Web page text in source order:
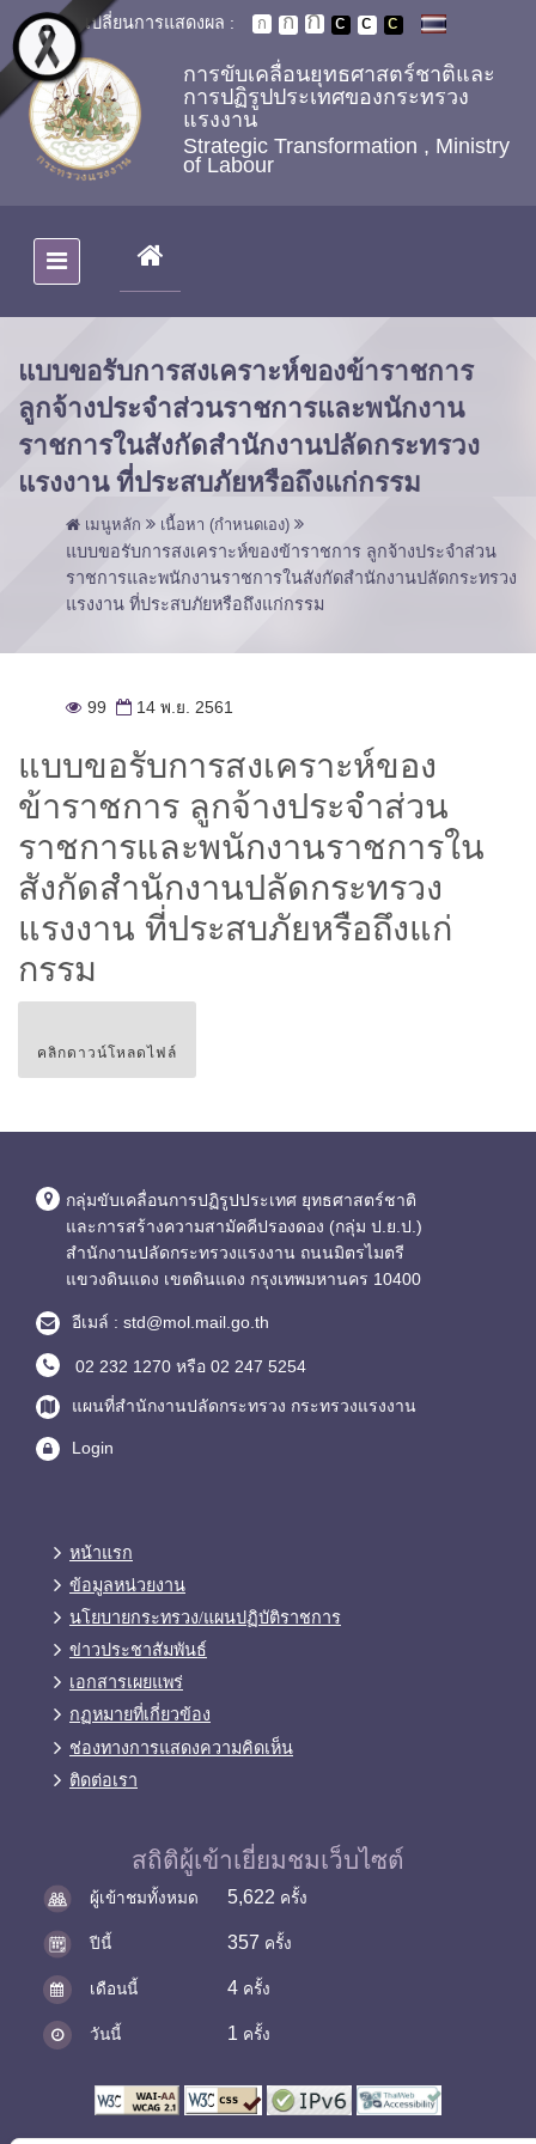
Skip to main content
เปลี่ยนการแสดงผล :
การขับเคลื่อนยุทธศาสตร์ชาติและ
การปฏิรูปประเทศของกระทรวง
แรงงาน
Strategic Transformation , Ministry
of Labour
(CURRENT)
แบบขอรับการสงเคราะห์ของข้าราชการ
ลูกจ้างประจำส่วนราชการและพนักงาน
ราชการในสังกัดสำนักงานปลัดกระทรวง
แรงงาน ที่ประสบภัยหรือถึงแก่กรรม
เมนูหลัก เนื้อหา (กำหนดเอง)
แบบขอรับการสงเคราะห์ของข้าราชการ ลูกจ้างประจำส่วน
ราชการและพนักงานราชการในสังกัดสำนักงานปลัดกระทรวง
แรงงาน ที่ประสบภัยหรือถึงแก่กรรม
99 14 พ.ย. 2561
แบบขอรับการสงเคราะห์ของ
ข้าราชการ ลูกจ้างประจำส่วน
ราชการและพนักงานราชการใน
สังกัดสำนักงานปลัดกระทรวง
แรงงาน ที่ประสบภัยหรือถึงแก่
กรรม
คลิกดาวน์โหลดไฟล์
กลุ่มขับเคลื่อนการปฏิรูปประเทศ ยุทธศาสตร์ชาติ
และการสร้างความสามัคคีปรองดอง (กลุ่ม ป.ย.ป.)
สำนักงานปลัดกระทรวงแรงงาน ถนนมิตรไมตรี
แขวงดินแดง เขตดินแดง กรุงเทพมหานคร 10400
อีเมล์ : std@mol.mail.go.th
02 232 1270 หรือ 02 247 5254
แผนที่สำนักงานปลัดกระทรวง กระทรวงแรงงาน
Login
หน้าแรก
ข้อมูลหน่วยงาน
นโยบายกระทรวง/แผนปฏิบัติราชการ
ข่าวประชาสัมพันธ์
เอกสารเผยแพร่
กฏหมายที่เกี่ยวข้อง
ช่องทางการแสดงความคิดเห็น
ติดต่อเรา
สถิติผู้เข้าเยี่ยมชมเว็บไซต์
ผู้เข้าชมทั้งหมด 5,622 ครั้ง
ปีนี้ 357 ครั้ง
เดือนนี้ 4 ครั้ง
วันนี้ 1 ครั้ง